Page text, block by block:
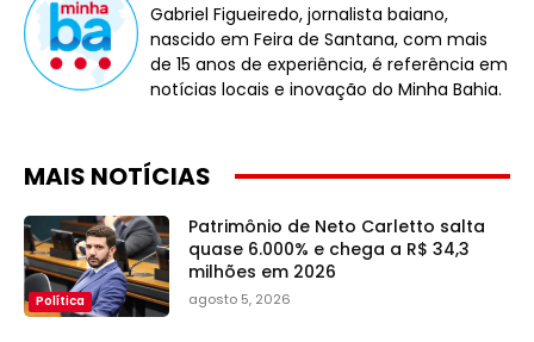
Gabriel Figueiredo, jornalista baiano,
nascido em Feira de Santana, com mais
de 15 anos de experiência, é referência em
notícias locais e inovação do Minha Bahia.
MAIS NOTÍCIAS
Política
Patrimônio de Neto Carletto salta
quase 6.000% e chega a R$ 34,3
milhões em 2026
agosto 5, 2026